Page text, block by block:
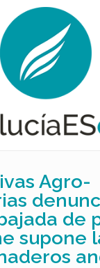
Agro-
de
supone